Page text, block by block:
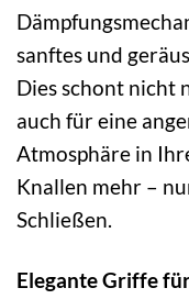
sanftes und
Dies schont nicht
auch für eine
Atmosphäre in
Knallen mehr –
Schließen.
Elegante Griffe